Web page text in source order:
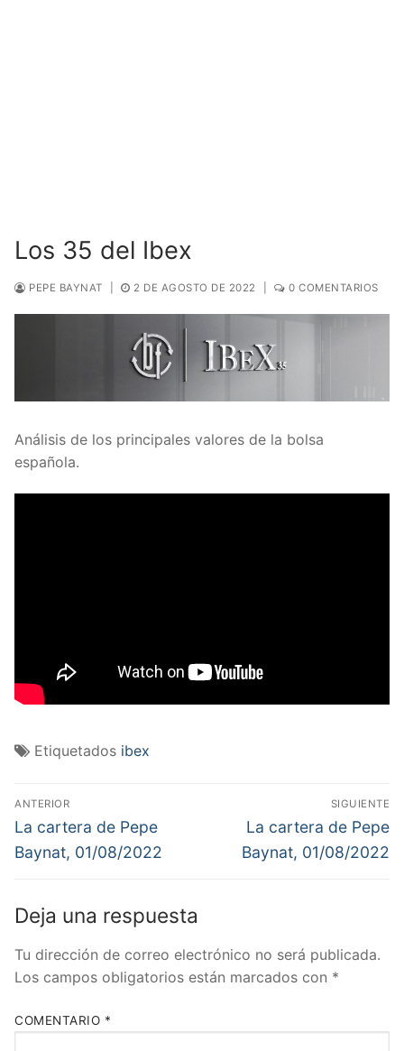
Los 35 del Ibex
PEPE BAYNAT 2 DE AGOSTO DE 2022 0 COMENTARIOS
Análisis de los principales valores de la bolsa
española.
Etiquetados ibex
Navegación
de
entradas
ANTERIOR
Entrada
anterior:
La cartera de Pepe
Baynat, 01/08/2022
SIGUIENTE
Entrada
siguiente:
La cartera de Pepe
Baynat, 01/08/2022
Deja una respuesta
Tu dirección de correo electrónico no será publicada.
Los campos obligatorios están marcados con *
COMENTARIO *